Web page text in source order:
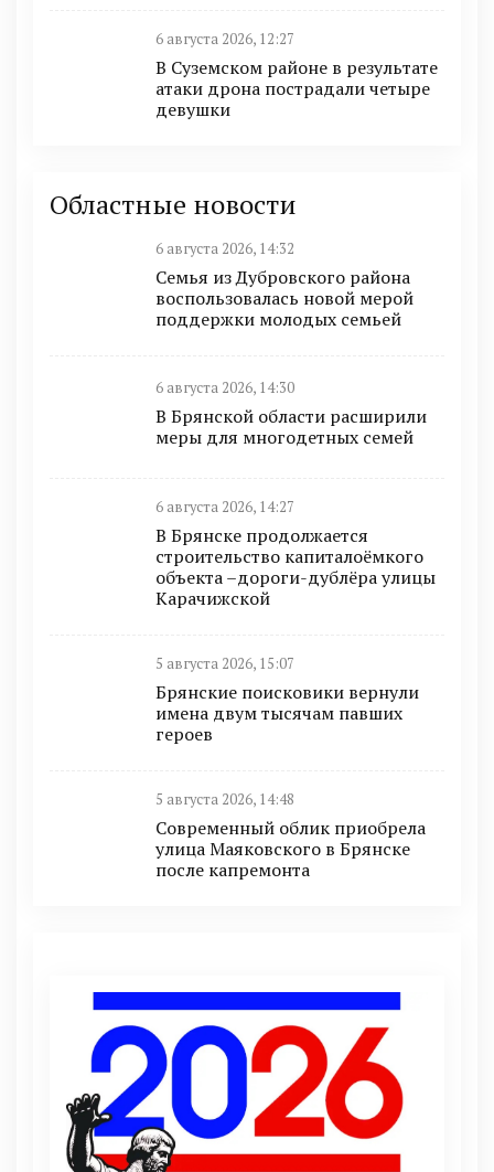
6 августа 2026, 12:27
В Суземском районе в результате
атаки дрона пострадали четыре
девушки
Областные новости
6 августа 2026, 14:32
Семья из Дубровского района
воспользовалась новой мерой
поддержки молодых семьей
6 августа 2026, 14:30
В Брянской области расширили
меры для многодетных семей
6 августа 2026, 14:27
В Брянске продолжается
строительство капиталоёмкого
объекта –дороги-дублёра улицы
Карачижской
5 августа 2026, 15:07
Брянские поисковики вернули
имена двум тысячам павших
героев
5 августа 2026, 14:48
Современный облик приобрела
улица Маяковского в Брянске
после капремонта